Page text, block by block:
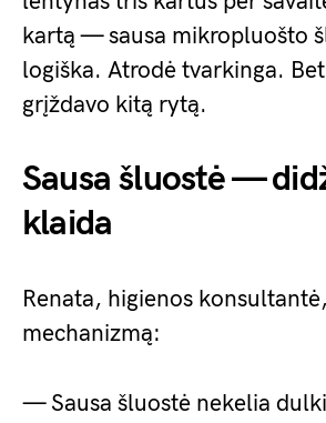
kartą — sausa mikropluošto
logiška. Atrodė tvarkinga.
grįždavo kitą rytą.
Sausa šluostė —
klaida
Renata, higienos
mechanizmą:
— Sausa šluostė nekelia